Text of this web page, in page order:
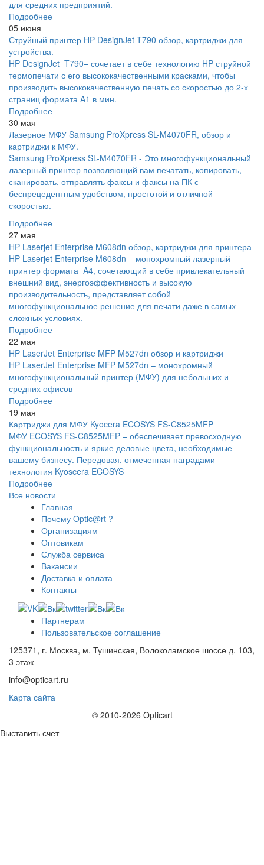
для средних предприятий.
Подробнее
05 июня
Струйный принтер HP DesignJet T790 обзор, картриджи для
устройства.
HP DesignJet T790– сочетает в себе технологию HP струйной
термопечати с его высококачественными красками, чтобы
производить высококачественную печать со скоростью до 2-х
страниц формата A1 в мин.
Подробнее
30 мая
Лазерное МФУ Samsung ProXpress SL-M4070FR, обзор и
картриджи к МФУ.
Samsung ProXpress SL-M4070FR - Это многофункциональный
лазерный принтер позволяющий вам печатать, копировать,
сканировать, отправлять факсы и факсы на ПК с
беспрецедентным удобством, простотой и отличной
скоростью.
Подробнее
27 мая
HP Laserjet Enterprise M608dn обзор, картриджи для принтера
HP Laserjet Enterprise M608dn – монохромный лазерный
принтер формата A4, сочетающий в себе привлекательный
внешний вид, энергоэффективность и высокую
производительность, представляет собой
многофункциональное решение для печати даже в самых
сложных условиях.
Подробнее
22 мая
HP LaserJet Enterprise MFP M527dn обзор и картриджи
HP LaserJet Enterprise MFP M527dn – монохромный
многофункциональный принтер (МФУ) для небольших и
средних офисов
Подробнее
19 мая
Картриджи для МФУ Kyocera ECOSYS FS-C8525MFP
МФУ ECOSYS FS-C8525MFP – обеспечивает превосходную
функциональность и яркие деловые цвета, необходимые
вашему бизнесу. Передовая, отмеченная наградами
технология Kyoscera ECOSYS
Подробнее
Все новости
Главная
Почему Optic@rt ?
Организациям
Оптовикам
Служба сервиса
Вакансии
Доставка и оплата
Контакты
Партнерам
Пользовательское соглашение
125371, г. Москва, м. Тушинская, Волоколамское шоссе д. 103,
3 этаж
info@opticart.ru
Карта сайта
© 2010-2026 Opticart
Выставить счет